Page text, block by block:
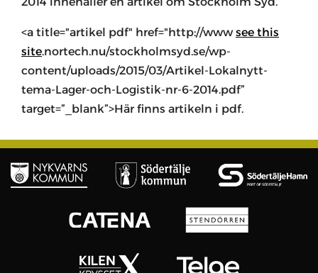
<a title="artikel pdf" href="http://wwwsee this
site.nortech.nu/stockholmsyd.se/wp-
content/uploads/2015/03/Artikel-Lokalnytt-
tema-Lager-och-Logistik-nr-6-2014.pdf”
target=”_blank”>Här finns artikeln i pdf.